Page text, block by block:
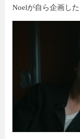
Noelが自ら企画し